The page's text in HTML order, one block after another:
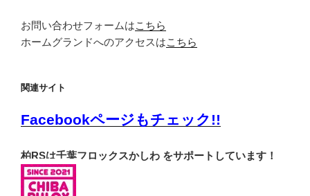
お問い合わせフォームはこちら
ホームグランドへのアクセスはこちら
関連サイト
Facebookページもチェック!!
柏RSは千葉フロックスかしわ をサポートしています！